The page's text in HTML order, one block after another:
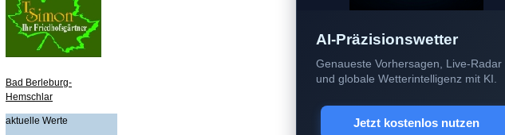
AI-Präzisionswetter
Genaueste Vorhersagen, Live-Radar
und globale Wetterintelligenz mit KI.
Jetzt kostenlos nutzen